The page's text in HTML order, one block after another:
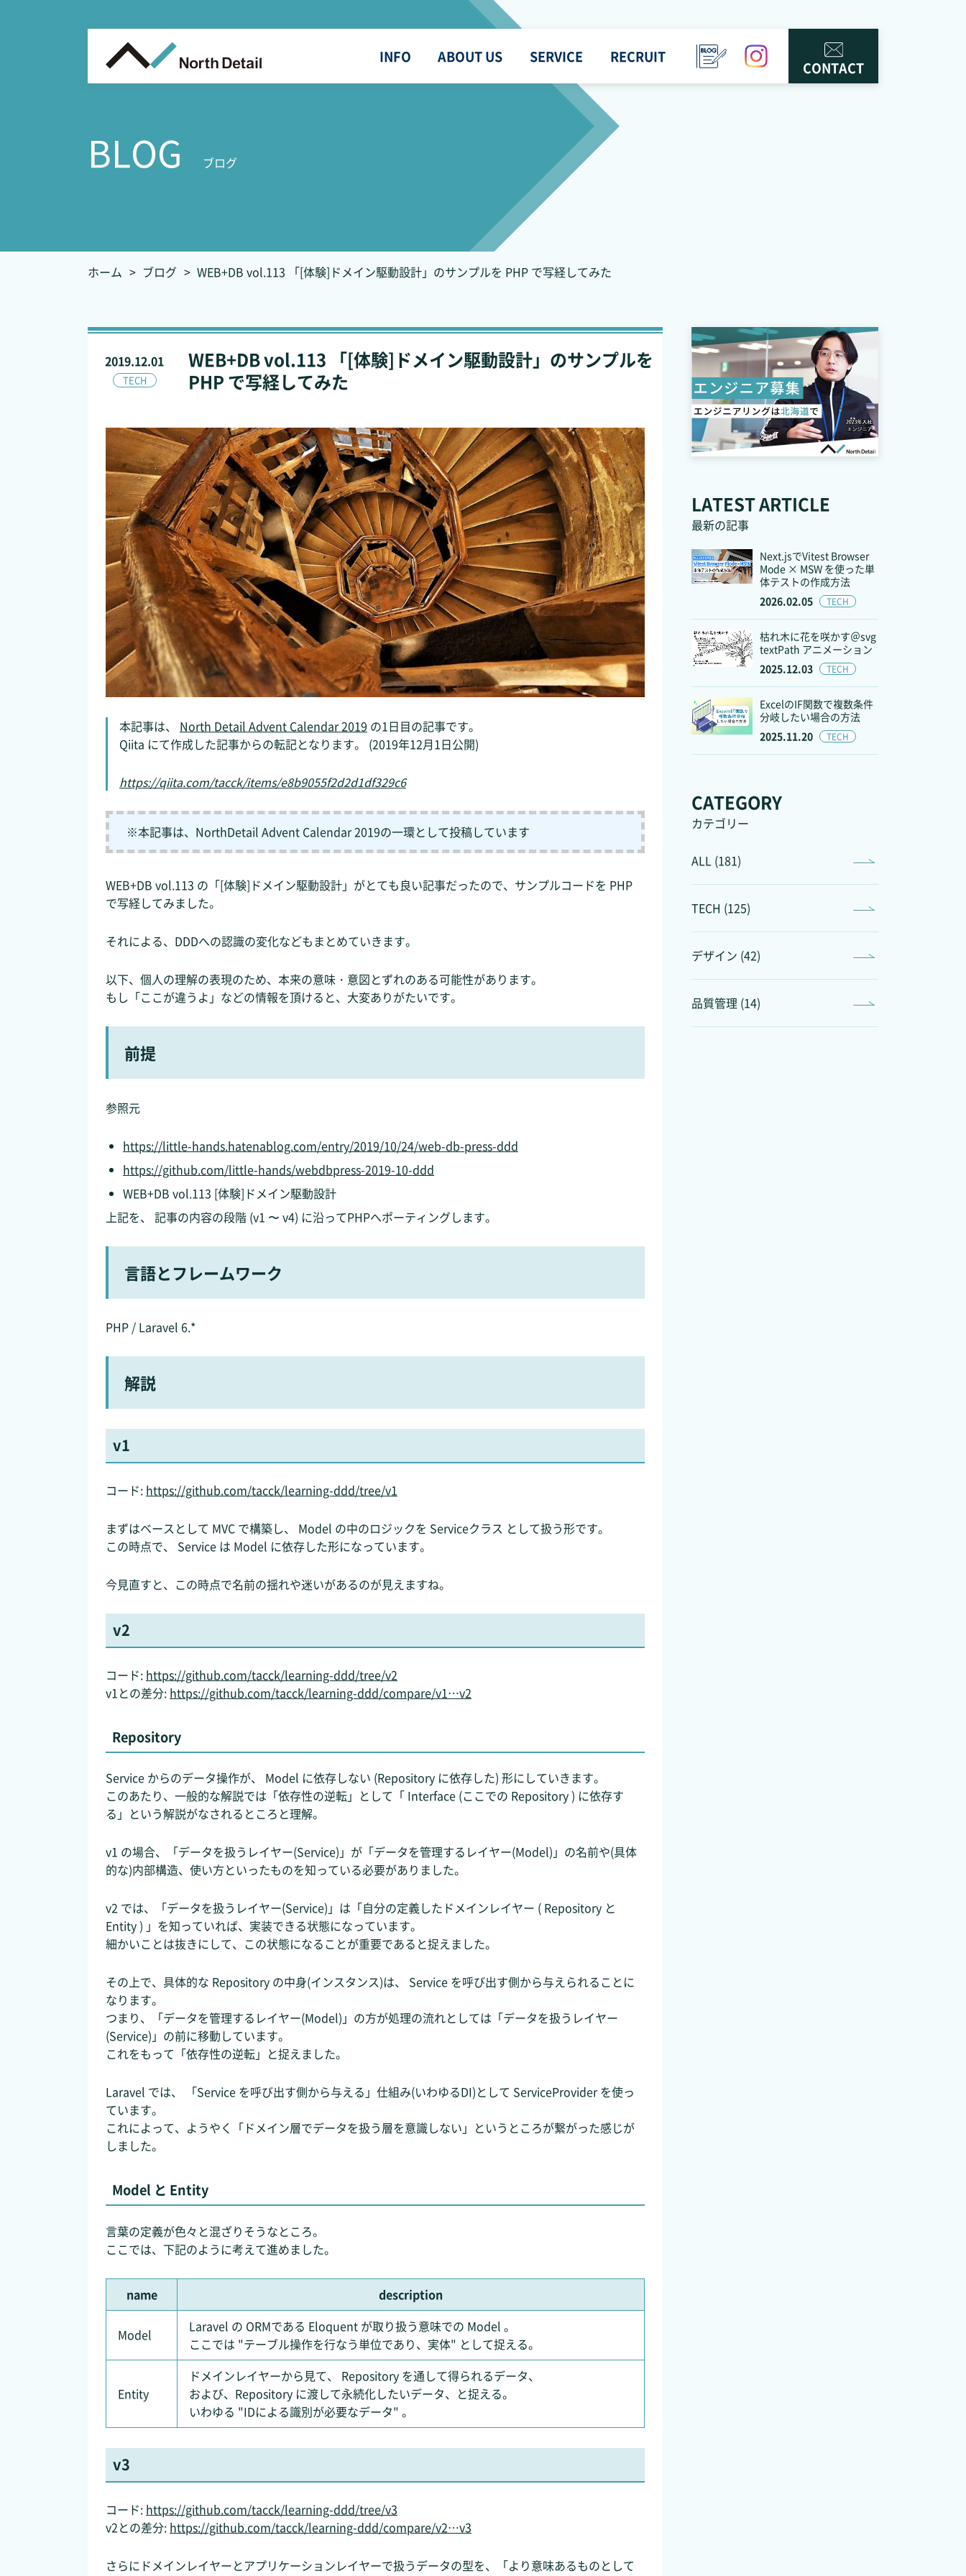
INFO ABOUT US SERVICE RECRUIT BLOG instagramCONTACT
BLOG ブログ
ホーム ブログ WEB+DB vol.113 「[体験]ドメイン駆動設計」のサンプルを PHP で写経してみた
2019.12.01
TECH
WEB+DB vol.113 「[体験]ドメイン駆動設計」のサンプルを
PHP で写経してみた
本記事は、 North Detail Advent Calendar 2019 の1日目の記事です。
Qiita にて作成した記事からの転記となります。 (2019年12月1日公開)
https://qiita.com/tacck/items/e8b9055f2d2d1df329c6
※本記事は、NorthDetail Advent Calendar 2019の一環として投稿しています
WEB+DB vol.113 の「[体験]ドメイン駆動設計」がとても良い記事だったので、サンプルコードを PHP
で写経してみました。
それによる、DDDへの認識の変化などもまとめていきます。
以下、個人の理解の表現のため、本来の意味・意図とずれのある可能性があります。
もし「ここが違うよ」などの情報を頂けると、大変ありがたいです。
前提
参照元
https://little-hands.hatenablog.com/entry/2019/10/24/web-db-press-ddd
https://github.com/little-hands/webdbpress-2019-10-ddd
WEB+DB vol.113 [体験]ドメイン駆動設計
上記を、 記事の内容の段階 (v1 〜 v4) に沿ってPHPへポーティングします。
言語とフレームワーク
PHP / Laravel 6.*
解説
v1
コード: https://github.com/tacck/learning-ddd/tree/v1
まずはベースとして MVC で構築し、 Model の中のロジックを Serviceクラス として扱う形です。
この時点で、 Service は Model に依存した形になっています。
今見直すと、この時点で名前の揺れや迷いがあるのが見えますね。
v2
コード: https://github.com/tacck/learning-ddd/tree/v2
v1との差分: https://github.com/tacck/learning-ddd/compare/v1…v2
Repository
Service からのデータ操作が、 Model に依存しない (Repository に依存した) 形にしていきます。
このあたり、一般的な解説では「依存性の逆転」として「 Interface (ここでの Repository ) に依存す
る」という解説がなされるところと理解。
v1 の場合、「データを扱うレイヤー(Service)」が「データを管理するレイヤー(Model)」の名前や(具体
的な)内部構造、使い方といったものを知っている必要がありました。
v2 では、「データを扱うレイヤー(Service)」は「自分の定義したドメインレイヤー ( Repository と
Entity ) 」を知っていれば、実装できる状態になっています。
細かいことは抜きにして、この状態になることが重要であると捉えました。
その上で、具体的な Repository の中身(インスタンス)は、 Service を呼び出す側から与えられることに
なります。
つまり、「データを管理するレイヤー(Model)」の方が処理の流れとしては「データを扱うレイヤー
(Service)」の前に移動しています。
これをもって「依存性の逆転」と捉えました。
Laravel では、 「Service を呼び出す側から与える」仕組み(いわゆるDI)として ServiceProvider を使っ
ています。
これによって、ようやく「ドメイン層でデータを扱う層を意識しない」というところが繋がった感じが
しました。
Model と Entity
言葉の定義が色々と混ざりそうなところ。
ここでは、下記のように考えて進めました。
name description
Model
Laravel の ORMである Eloquent が取り扱う意味での Model 。
ここでは "テーブル操作を行なう単位であり、実体" として捉える。
Entity
ドメインレイヤーから見て、 Repository を通して得られるデータ、
および、Repository に渡して永続化したいデータ、と捉える。
いわゆる "IDによる識別が必要なデータ" 。
v3
コード: https://github.com/tacck/learning-ddd/tree/v3
v2との差分: https://github.com/tacck/learning-ddd/compare/v2…v3
さらにドメインレイヤーとアプリケーションレイヤーで扱うデータの型を、「より意味あるものとして
LATEST ARTICLE
最新の記事
2026.02.05 TECH
Next.jsでVitest Browser
Mode × MSW を使った単
体テストの作成方法
2025.12.03 TECH
枯れ木に花を咲かす＠svg
textPath アニメーション
2025.11.20 TECH
ExcelのIF関数で複数条件
分岐したい場合の方法
CATEGORY
カテゴリー
ALL (181)
TECH (125)
デザイン (42)
品質管理 (14)